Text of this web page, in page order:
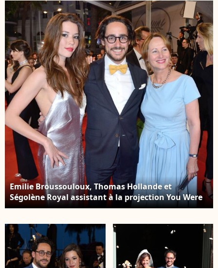
histoire d'amour un
peu trop médiatisée
durant sa jeunesse...
François Hollande,
Ségolène Royal, et leur
fils Thomas Hollande
assistent à l'avant-
première du dernier
film de Claude Berri,
'L'un reste, l'autre
part', au cinéma UGC
Publicis à Paris,
France, le 11 janvier
2005. Photo par Bruno
Klein/Abaca
Zenith, à Paris, France,
le 04 décembre 2018.
Photo Jerome
Domine/Abaca
Emilie Broussouloux, Thomas Hollande et
Ségolène Royal assistant à la projection You Were
Never Really Here dans le cadre du 70e Festival de
Aurore Marechal/Abaca